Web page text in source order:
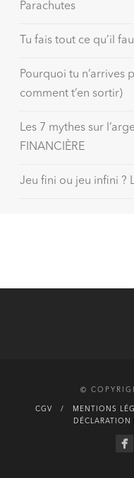
Parachutes
Tu fais tout ce qu’il
Pourquoi tu n’arrives
comment t’en sortir)
Les 7 mythes sur
FINANCIÈRE
Jeu fini ou jeu infini ?
©
CGV MENTIONS